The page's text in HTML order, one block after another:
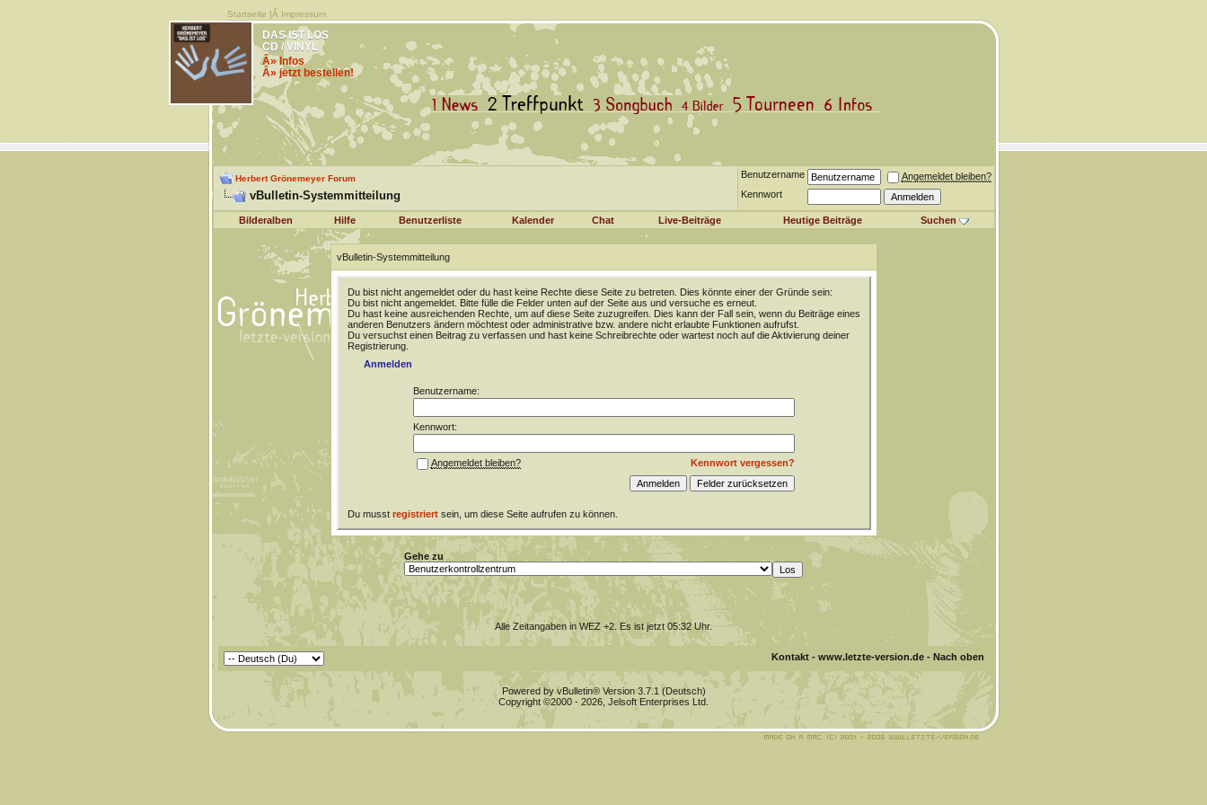
Startseite |Â Impressum
DAS IST LOS
CD / VINYL
Â» Infos
Â» jetzt bestellen!
Herbert Grönemeyer Forum
vBulletin-Systemmitteilung
Benutzername
Angemeldet bleiben?
Kennwort
Bilderalben Hilfe Benutzerliste Kalender Chat Live-Beiträge Heutige Beiträge Suchen
vBulletin-Systemmitteilung
Du bist nicht angemeldet oder du hast keine Rechte diese Seite zu betreten. Dies könnte einer der Gründe sein:
Du bist nicht angemeldet. Bitte fülle die Felder unten auf der Seite aus und versuche es erneut.
Du hast keine ausreichenden Rechte, um auf diese Seite zuzugreifen. Dies kann der Fall sein, wenn du Beiträge eines
anderen Benutzers ändern möchtest oder administrative bzw. andere nicht erlaubte Funktionen aufrufst.
Du versuchst einen Beitrag zu verfassen und hast keine Schreibrechte oder wartest noch auf die Aktivierung deiner
Registrierung.
Anmelden
Benutzername:
Kennwort:
Kennwort vergessen?
Angemeldet bleiben?
Du musst registriertsein, um diese Seite aufrufen zu können.
Gehe zu
Alle Zeitangaben in WEZ +2. Es ist jetzt05:32Uhr.
Kontakt- www.letzte-version.de- Nach oben
Powered by vBulletin® Version 3.7.1 (Deutsch)
Copyright ©2000 - 2026, Jelsoft Enterprises Ltd.